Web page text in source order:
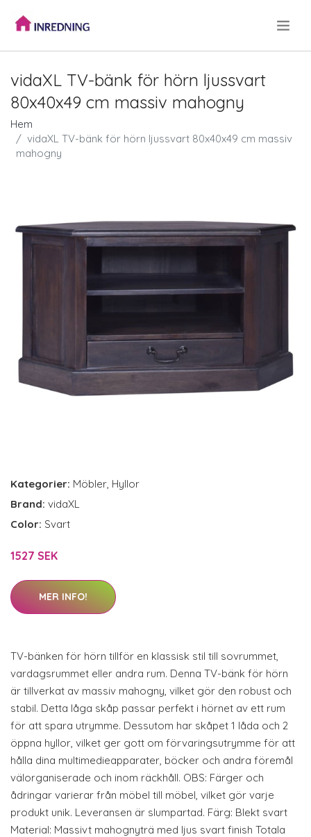
vidaXL TV-bänk för hörn ljussvart
80x40x49 cm massiv mahogny
Hem
vidaXL TV-bänk för hörn ljussvart 80x40x49 cm massiv
mahogny
Kategorier: Möbler, Hyllor
Brand: vidaXL
Color: Svart
1527 SEK
MER INFO!
TV-bänken för hörn tillför en klassisk stil till sovrummet,
vardagsrummet eller andra rum. Denna TV-bänk för hörn
är tillverkat av massiv mahogny, vilket gör den robust och
stabil. Detta låga skåp passar perfekt i hörnet av ett rum
för att spara utrymme. Dessutom har skåpet 1 låda och 2
öppna hyllor, vilket ger gott om förvaringsutrymme för att
hålla dina multimedieapparater, böcker och andra föremål
välorganiserade och inom räckhåll. OBS: Färger och
ådringar varierar från möbel till möbel, vilket gör varje
produkt unik. Leveransen är slumpartad. Färg: Blekt svart
Material: Massivt mahognyträ med ljus svart finish Totala